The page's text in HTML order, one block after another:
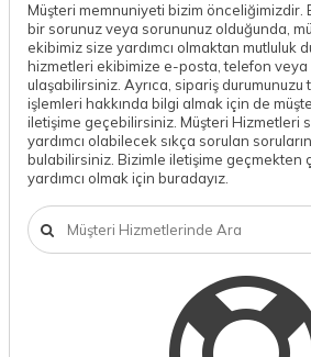
Müşteri memnuniyeti bizim önceliğimizdir.
bir sorunuz veya sorununuz olduğunda,
ekibimiz size yardımcı olmaktan mutluluk
hizmetleri ekibimize e-posta, telefon veya
ulaşabilirsiniz. Ayrıca, sipariş
işlemleri hakkında bilgi almak için de
iletişime geçebilirsiniz. Müşteri Hizmetleri
yardımcı olabilecek sıkça sorulan soruların
bulabilirsiniz. Bizimle iletişime geçmekten
yardımcı olmak için buradayız.